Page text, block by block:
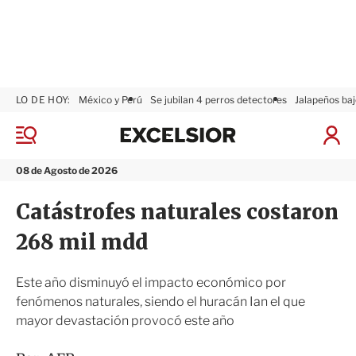
M
n
08 de Agosto de 2026
LO DE HOY: México y Perú Se jubilan 4 perros detectores Jalapeños
I
a
x
i
Catástrofes naturales costaron
268 mil mdd
Este año disminuyó el impacto económico por
fenómenos naturales, siendo el huracán Ian el que
mayor devastación provocó este año